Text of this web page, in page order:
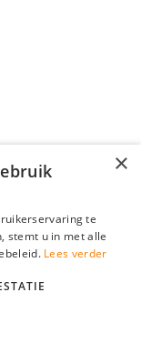
×
te
stemt u in met alle
Lees verder